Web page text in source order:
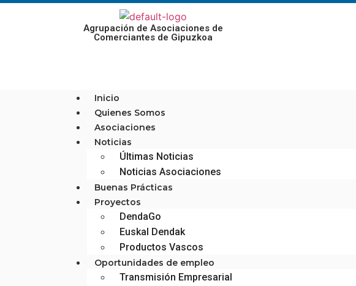
Agrupación de Asociaciones de
Comerciantes de Gipuzkoa
Inicio
Quienes Somos
Asociaciones
Noticias
Últimas Noticias
Noticias Asociaciones
Buenas Prácticas
Proyectos
DendaGo
Euskal Dendak
Productos Vascos
Oportunidades de empleo
Transmisión Empresarial